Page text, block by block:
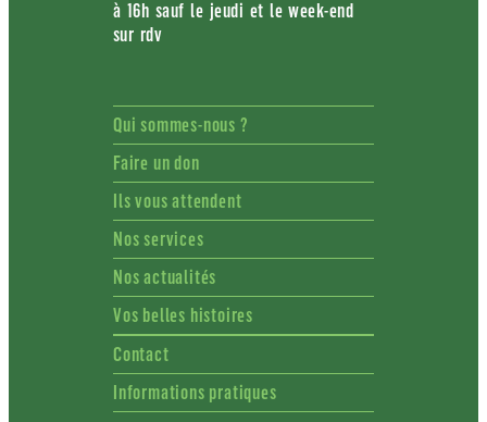
à 16h sauf le jeudi et le week-end
sur rdv
Qui sommes-nous ?
Faire un don
Ils vous attendent
Nos services
Nos actualités
Vos belles histoires
Contact
Informations pratiques